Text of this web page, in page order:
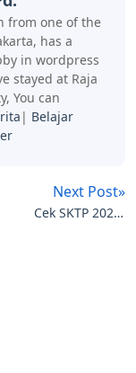
from one of the
has a
in wordpress
stayed at Raja
You can
| Belajar
Next Post»
Cek SKTP 2026-